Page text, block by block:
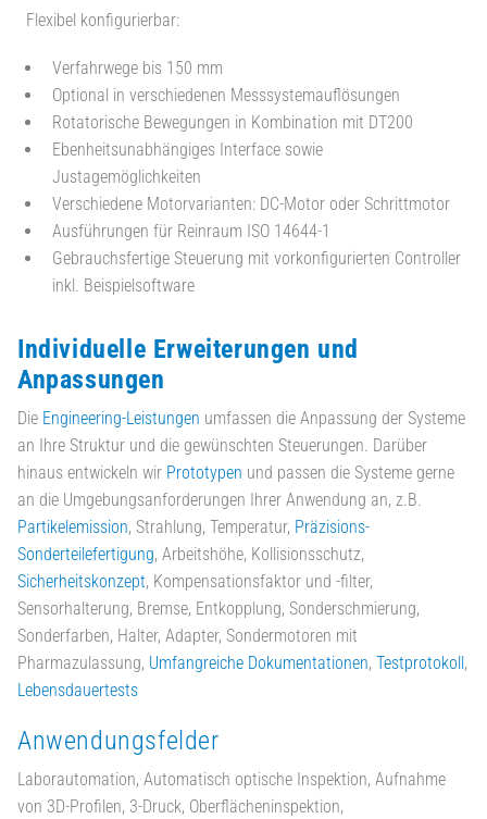
Flexibel konfigurierbar:
Verfahrwege bis 150 mm
Optional in verschiedenen Messsystemauflösungen
Rotatorische Bewegungen in Kombination mit DT200
Ebenheitsunabhängiges Interface sowie
Justagemöglichkeiten
Verschiedene Motorvarianten: DC-Motor oder Schrittmotor
Ausführungen für Reinraum ISO 14644-1
Gebrauchsfertige Steuerung mit vorkonfigurierten Controller
inkl. Beispielsoftware
Individuelle Erweiterungen und
Anpassungen
Die Engineering-Leistungen umfassen die Anpassung der Systeme
an Ihre Struktur und die gewünschten Steuerungen. Darüber
hinaus entwickeln wir Prototypen und passen die Systeme gerne
an die Umgebungsanforderungen Ihrer Anwendung an, z.B.
Partikelemission, Strahlung, Temperatur, Präzisions-
Sonderteilefertigung, Arbeitshöhe, Kollisionsschutz,
Sicherheitskonzept, Kompensationsfaktor und -filter,
Sensorhalterung, Bremse, Entkopplung, Sonderschmierung,
Sonderfarben, Halter, Adapter, Sondermotoren mit
Pharmazulassung, Umfangreiche Dokumentationen, Testprotokoll ,
Lebensdauertests
Anwendungsfelder
Laborautomation, Automatisch optische Inspektion, Aufnahme
von 3D-Profilen, 3-Druck, Oberflächeninspektion,